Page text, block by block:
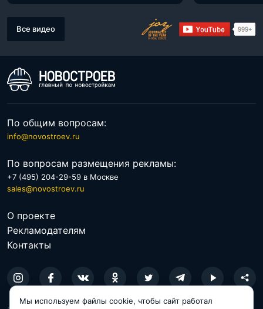
Все видео
По общим вопросам:
info@novostroev.ru
По вопросам размещения рекламы:
+7 (495) 204-29-59 в Москве
sales@novostroev.ru
О проекте
Рекламодателям
Контакты
Мы используем файлы cookie, чтобы сайт работал